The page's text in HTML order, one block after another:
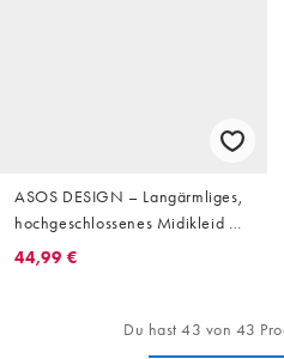
ASOS DESIGN – Langärmliges,
hochgeschlossenes Midikleid mit
plissiertem Oberteil
44,99 €
Du hast 43 von 43